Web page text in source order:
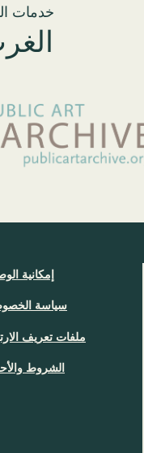
خدمات
إمكانية
سياسة
ملفات تعريف
الشروط